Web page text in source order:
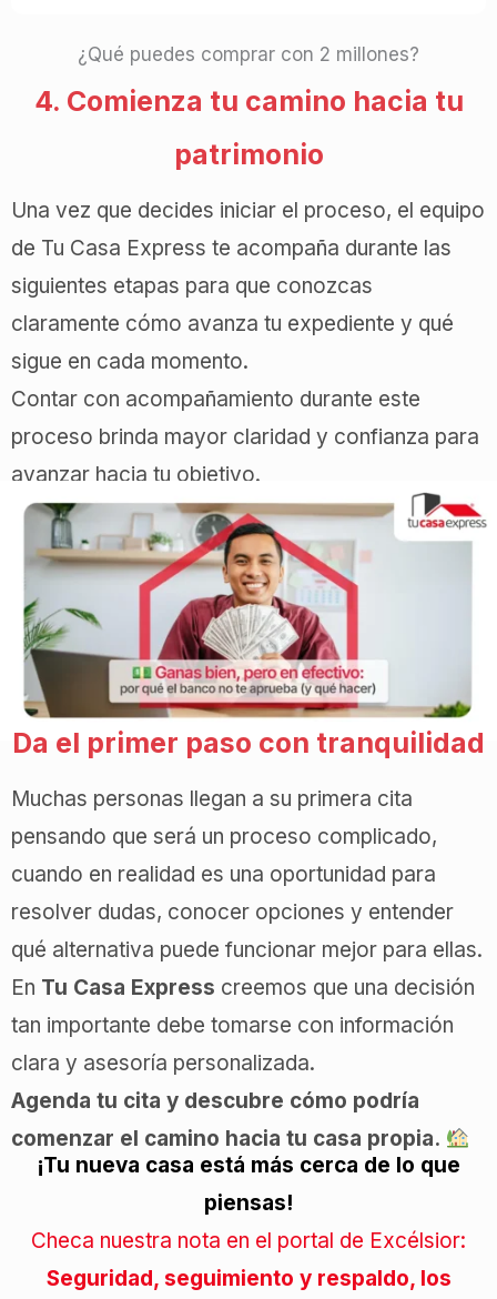
¿Qué puedes comprar con 2 millones?
4. Comienza tu camino hacia tu
patrimonio
Una vez que decides iniciar el proceso, el equipo
de Tu Casa Express te acompaña durante las
siguientes etapas para que conozcas
claramente cómo avanza tu expediente y qué
sigue en cada momento.
Contar con acompañamiento durante este
proceso brinda mayor claridad y confianza para
avanzar hacia tu objetivo.
Da el primer paso con tranquilidad
Muchas personas llegan a su primera cita
pensando que será un proceso complicado,
cuando en realidad es una oportunidad para
resolver dudas, conocer opciones y entender
qué alternativa puede funcionar mejor para ellas.
En Tu Casa Express creemos que una decisión
tan importante debe tomarse con información
clara y asesoría personalizada.
Agenda tu cita y descubre cómo podría
comenzar el camino hacia tu casa propia.
¡Tu nueva casa está más cerca de lo que
piensas!
Checa nuestra nota en el portal de Excélsior:
Seguridad, seguimiento y respaldo, los